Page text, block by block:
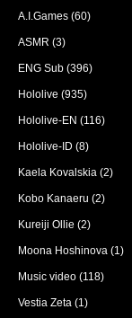
A.I.Games (60)
ASMR (3)
ENG Sub (396)
Hololive (935)
Hololive-EN (116)
Hololive-ID (8)
Kaela Kovalskia (2)
Kobo Kanaeru (2)
Kureiji Ollie (2)
Moona Hoshinova (1)
Music video (118)
Vestia Zeta (1)